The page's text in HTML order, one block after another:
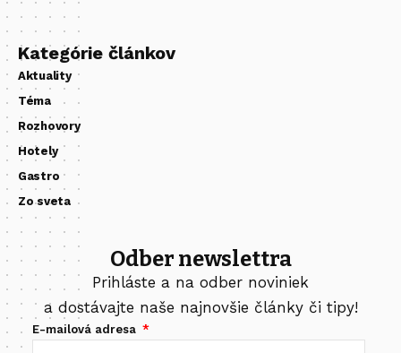
Kategórie článkov
Aktuality
Téma
Rozhovory
Hotely
Gastro
Zo sveta
Odber newslettra
Prihláste a na odber noviniek
a dostávajte naše najnovšie články či tipy!
E-mailová adresa